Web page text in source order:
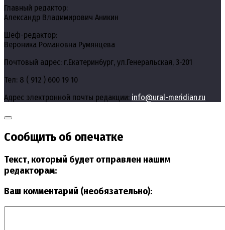
Главный редактор:
Александр Владимирович Аникин
Шеф-редактор:
Вероника Романовна Румянцева
Почтовый адрес: г.Екатеринбург, ул.Генеральская, 3-201
Тел: 8 ( 912 ) 600 19 10
Адрес электронной почты редакции: info@ural-meridian.ru
Сообщить об опечатке
Текст, который будет отправлен нашим
редакторам:
Ваш комментарий (необязательно):